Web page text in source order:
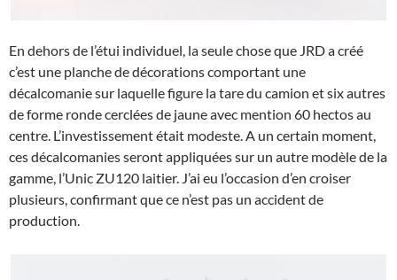
En dehors de l’étui individuel, la seule chose que JRD a créé
c’est une planche de décorations comportant une
décalcomanie sur laquelle figure la tare du camion et six autres
de forme ronde cerclées de jaune avec mention 60 hectos au
centre. L’investissement était modeste. A un certain moment,
ces décalcomanies seront appliquées sur un autre modèle de la
gamme, l’Unic ZU120 laitier. J’ai eu l’occasion d’en croiser
plusieurs, confirmant que ce n’est pas un accident de
production.